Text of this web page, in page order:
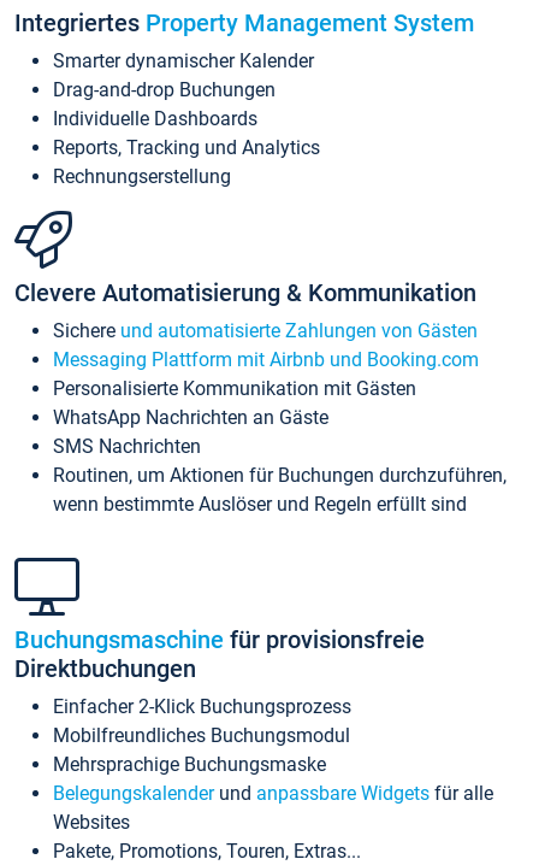
Integriertes Property Management System
Smarter dynamischer Kalender
Drag-and-drop Buchungen
Individuelle Dashboards
Reports, Tracking und Analytics
Rechnungserstellung
Clevere Automatisierung & Kommunikation
Sichere und automatisierte Zahlungen von Gästen
Messaging Plattform mit Airbnb und Booking.com
Personalisierte Kommunikation mit Gästen
WhatsApp Nachrichten an Gäste
SMS Nachrichten
Routinen, um Aktionen für Buchungen durchzuführen,
wenn bestimmte Auslöser und Regeln erfüllt sind
Buchungsmaschine für provisionsfreie
Direktbuchungen
Einfacher 2-Klick Buchungsprozess
Mobilfreundliches Buchungsmodul
Mehrsprachige Buchungsmaske
Belegungskalenderund anpassbare Widgets für alle
Websites
Pakete, Promotions, Touren, Extras...